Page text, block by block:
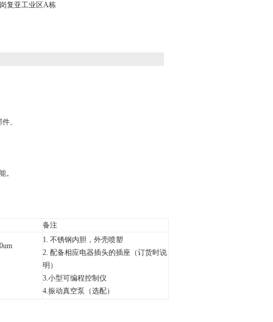
复亚工业区A栋
、
。
备注
1. 不锈钢内胆，外壳喷塑
2. 配备相应电器插头的插座（订货时说
明）
3.小型可编程控制仪
4.振动真空泵（选配）